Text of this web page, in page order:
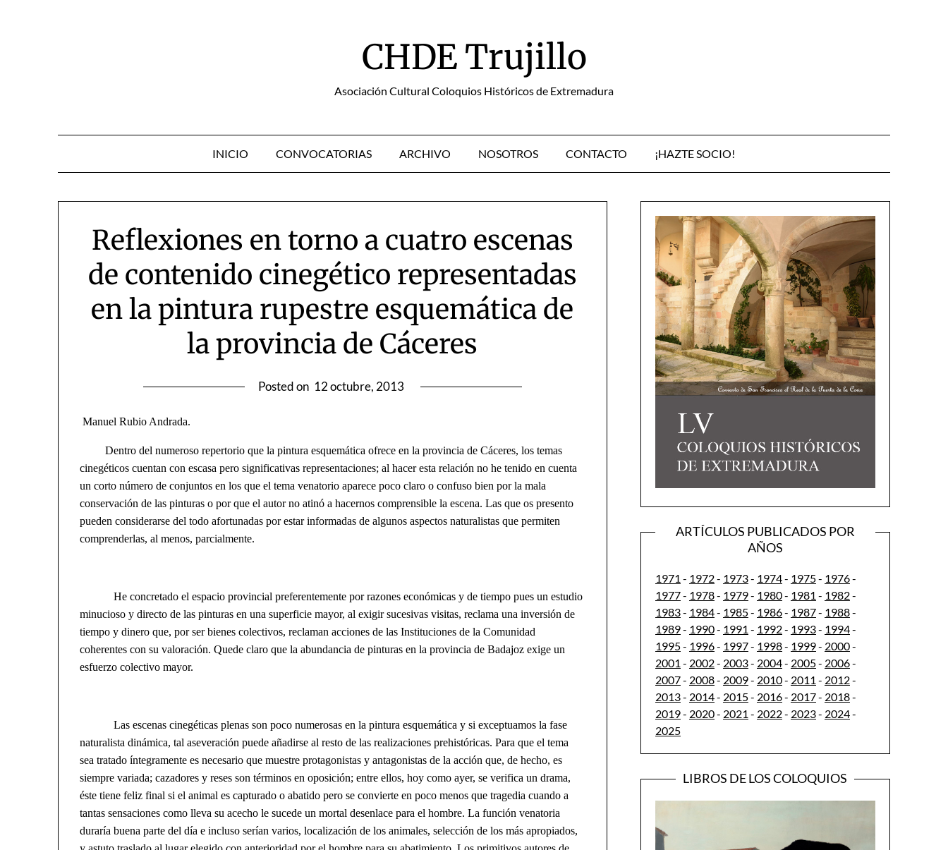
CHDE Trujillo
Asociación Cultural Coloquios Históricos de Extremadura
INICIO CONVOCATORIAS ARCHIVO NOSOTROS CONTACTO ¡HAZTE SOCIO!
Reflexiones en torno a cuatro escenas
de contenido cinegético representadas
en la pintura rupestre esquemática de
la provincia de Cáceres
Posted on 12 octubre, 2013
Manuel Rubio Andrada.
Dentro del numeroso repertorio que la pintura esquemática ofrece en la provincia de Cáceres, los temas
cinegéticos cuentan con escasa pero significativas representaciones; al hacer esta relación no he tenido en cuenta
un corto número de conjuntos en los que el tema venatorio aparece poco claro o confuso bien por la mala
conservación de las pinturas o por que el autor no atinó a hacernos comprensible la escena. Las que os presento
pueden considerarse del todo afortunadas por estar informadas de algunos aspectos naturalistas que permiten
comprenderlas, al menos, parcialmente.
He concretado el espacio provincial preferentemente por razones económicas y de tiempo pues un estudio
minucioso y directo de las pinturas en una superficie mayor, al exigir sucesivas visitas, reclama una inversión de
tiempo y dinero que, por ser bienes colectivos, reclaman acciones de las Instituciones de la Comunidad
coherentes con su valoración. Quede claro que la abundancia de pinturas en la provincia de Badajoz exige un
esfuerzo colectivo mayor.
Las escenas cinegéticas plenas son poco numerosas en la pintura esquemática y si exceptuamos la fase
naturalista dinámica, tal aseveración puede añadirse al resto de las realizaciones prehistóricas. Para que el tema
sea tratado íntegramente es necesario que muestre protagonistas y antagonistas de la acción que, de hecho, es
siempre variada; cazadores y reses son términos en oposición; entre ellos, hoy como ayer, se verifica un drama,
éste tiene feliz final si el animal es capturado o abatido pero se convierte en poco menos que tragedia cuando a
tantas sensaciones como lleva su acecho le sucede un mortal desenlace para el hombre. La función venatoria
duraría buena parte del día e incluso serían varios, localización de los animales, selección de los más apropiados,
ARTÍCULOS PUBLICADOS POR
AÑOS
1971 - 1972- 1973- 1974- 1975- 1976-
1977- 1978- 1979- 1980- 1981 - 1982-
1983- 1984- 1985- 1986- 1987- 1988-
1989- 1990- 1991 - 1992- 1993- 1994-
1995- 1996- 1997- 1998- 1999- 2000-
2001 - 2002- 2003- 2004- 2005- 2006-
2007- 2008- 2009- 2010- 2011 - 2012-
2013- 2014- 2015- 2016- 2017- 2018-
2019- 2020- 2021 - 2022- 2023- 2024-
2025
LIBROS DE LOS COLOQUIOS